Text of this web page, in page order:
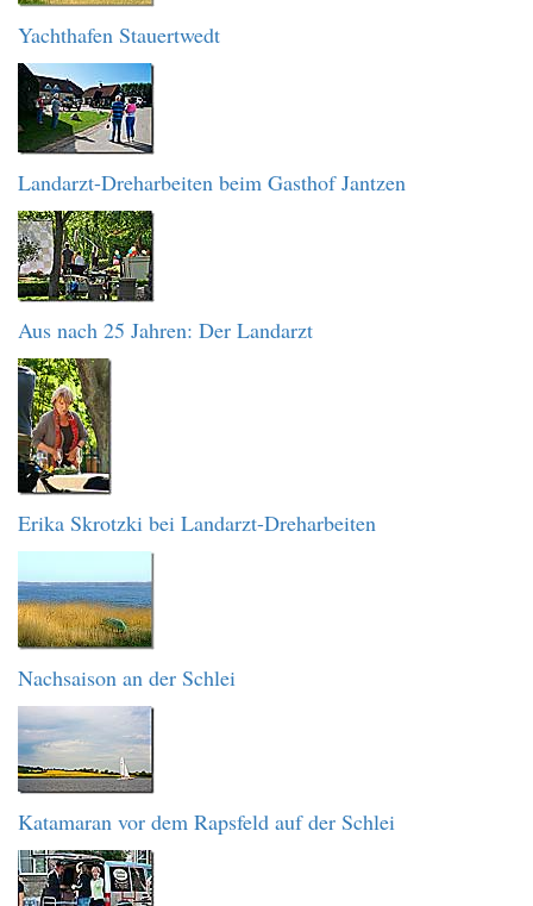
Yachthafen Stauertwedt
Landarzt-Dreharbeiten beim Gasthof Jantzen
Aus nach 25 Jahren: Der Landarzt
Erika Skrotzki bei Landarzt-Dreharbeiten
Nachsaison an der Schlei
Katamaran vor dem Rapsfeld auf der Schlei